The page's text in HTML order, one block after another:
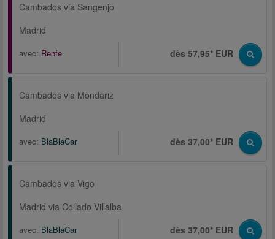
Cambados via Sangenjo
Madrid
avec: Renfe dès 57,95* EUR
Cambados via Mondariz
Madrid
avec: BlaBlaCar dès 37,00* EUR
Cambados via Vigo
Madrid via Collado Villalba
avec: BlaBlaCar dès 37,00* EUR